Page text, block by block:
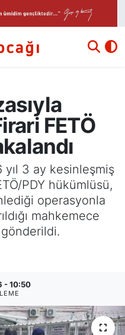
FETÖ
yıl 3 ay kesinleşmiş
PDY hükümlüsü,
operasyonla
mahkemece
- 10:50
ve Fikstür